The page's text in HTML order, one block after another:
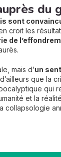
du
sont
en croit les
de
mais d’un
que la
et la
collapsologie